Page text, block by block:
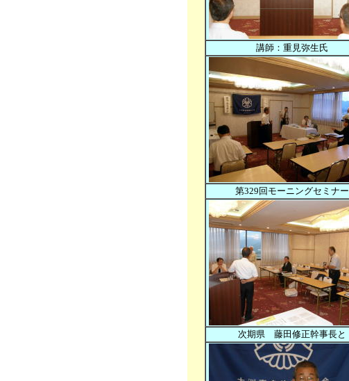
講師：重見弥生氏
第329回モーニングセミナー
次期県 藤田修正幹事長と